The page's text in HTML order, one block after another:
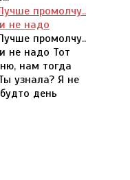
промолчу..
не надо
промолчу..
не надо Тот
нам тогда
узнала? Я не
день